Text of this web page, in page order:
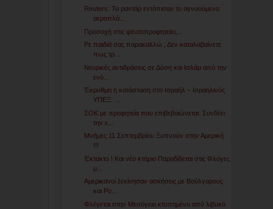
Reuters: Τα ραντάρ εντόπισαν το αγνοούμενο
αεροπλά...
Προσοχή στις ψευτοπροφητείες...
Ρε παιδιά σας παρακαλλώ , Δεν καταλαβαίνετε
πως τρ...
Νευρικές αντιδράσεις σε Δύση και Ισλάμ από την
ενό...
Έκρυθμη η κατάσταση στο Ισραήλ – Ισραηλινός
ΥΠΕΞ: ...
ΣΟΚ με προφητεία που επιβεβαιώνεται. Συνδέει
την ε...
Μνήμες 11 Σεπτεμβρίου Ξυπνούν στην Αμερική
!!!
Έκτακτο ! Και νέο κτήριο Παραδίδεται στις Φλόγες
μ...
Αμερικανοί ξεκίνησαν ασκήσεις με Βούλγαρους
και Ρο...
Φλέγεται στην Μεσόγειο κτυπημένο από λιβυκό